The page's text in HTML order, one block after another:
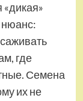
«дикая»
нюанс:
где
Семена
их не